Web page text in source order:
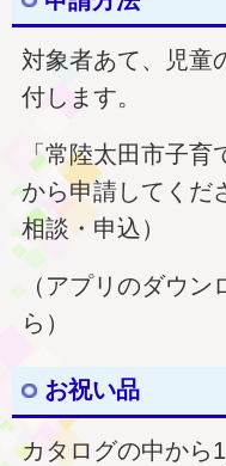
対象者あて、児童
付します。
「常陸太田市子育
から申請してくだ
相談・申込）
（アプリのダウン
ら）
お祝い品
カタログの中から